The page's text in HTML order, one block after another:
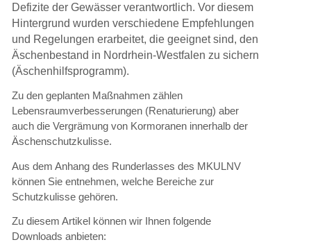
Defizite der Gewässer verantwortlich. Vor diesem
Hintergrund wurden verschiedene Empfehlungen
und Regelungen erarbeitet, die geeignet sind, den
Äschenbestand in Nordrhein-Westfalen zu sichern
(Äschenhilfsprogramm).
Zu den geplanten Maßnahmen zählen
Lebensraumverbesserungen (Renaturierung) aber
auch die Vergrämung von Kormoranen innerhalb der
Äschenschutzkulisse.
Aus dem Anhang des Runderlasses des MKULNV
können Sie entnehmen, welche Bereiche zur
Schutzkulisse gehören.
Zu diesem Artikel können wir Ihnen folgende
Downloads anbieten: